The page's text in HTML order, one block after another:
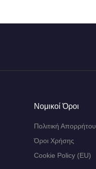
Νομικοί Όροι
Πολιτική Απορρήτου
Όροι Χρήσης
Cookie Policy (EU)